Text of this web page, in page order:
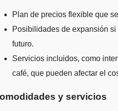
Plan de precios flexible que
Posibilidades de expansión
futuro.
Servicios incluidos, como
café, que pueden afectar el
y servicios